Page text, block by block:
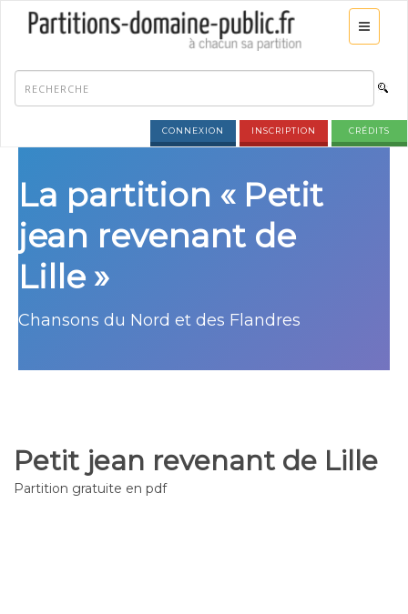
CONNEXION INSCRIPTION CRÉDITS
La partition « Petit
jean revenant de
Lille »
Chansons du Nord et des Flandres
Petit jean revenant de Lille
Partition gratuite en pdf